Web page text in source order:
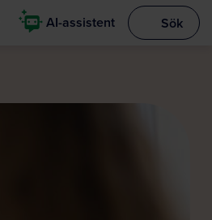
AI-assistent Visa
Sök